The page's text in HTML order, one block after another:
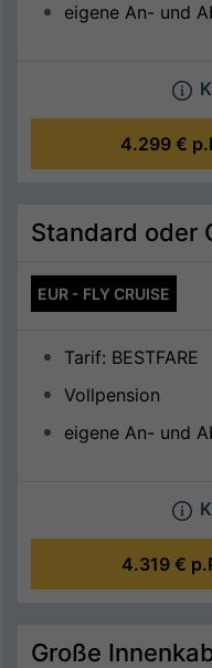
eigene An- und
4.299 €
Standard oder
EUR - FLY CRUISE
Tarif: BESTFARE
Vollpension
eigene An- und
4.319 €
Große